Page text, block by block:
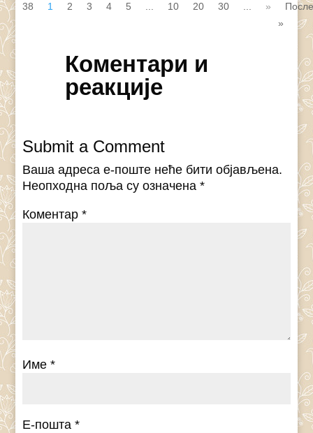
38 1 2 3 4 5 10 20 30 »
»
Коментари и
реакције
Submit a Comment
Ваша адреса е-поште неће бити објављена.
Неопходна поља су означена*
Коментар*
Име*
Е-пошта*